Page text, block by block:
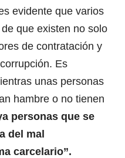
evidente que varios
que existen no solo
de contratación y
Es
unas personas
hambre o no tienen
personas que se
del mal
carcelario”.